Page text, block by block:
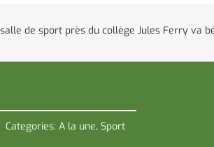
de sport près du collège Jules Ferry va
Categories: A la une, Sport